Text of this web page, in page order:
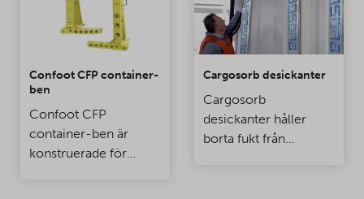
Confoot CFP container-
ben
Confoot CFP
container-ben är
konstruerade för
Cargosorb desickanter
Cargosorb
desickanter håller
borta fukt från